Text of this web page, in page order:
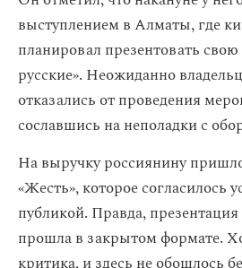
выступлением в Алматы, где
планировал презентовать
русские». Неожиданно
отказались от проведения
сославшись на неполадки с
На выручку россиянину
«Жесть», которое согласилось
публикой. Правда,
прошла в закрытом формате.